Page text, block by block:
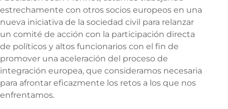
estrechamente con otros socios europeos en una
nueva iniciativa de la sociedad civil para relanzar
un comité de acción con la participación directa
de políticos y altos funcionarios con el fin de
promover una aceleración del proceso de
integración europea, que consideramos necesaria
para afrontar eficazmente los retos a los que nos
enfrentamos.